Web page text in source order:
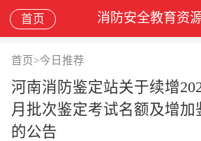
首页 消防安全教育资
首页 >今日推荐
河南消防鉴定站关于续增
月批次鉴定考试名额及增加
的公告